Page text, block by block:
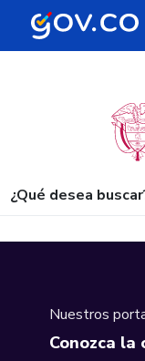
¿Qué desea
Nuestros
Conozca